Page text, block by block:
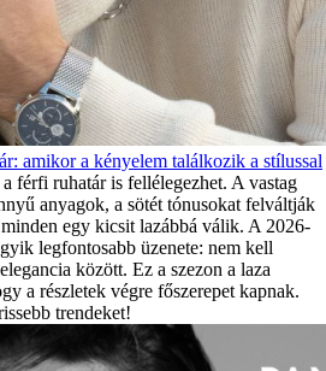
amikor a kényelem találkozik a stílussal
férfi ruhatár is fellélegezhet. A vastag
anyagok, a sötét tónusokat felváltják
minden egy kicsit lazábbá válik. A 2026-
legfontosabb üzenete: nem kell
között. Ez a szezon a laza
a részletek végre főszerepet kapnak.
trendeket!